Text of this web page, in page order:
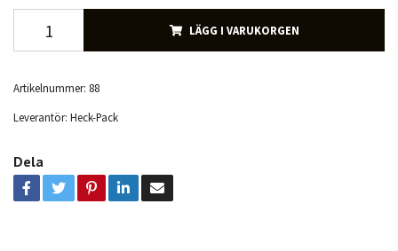
LÄGG I VARUKORGEN
Artikelnummer: 88
Leverantör: Heck-Pack
Dela